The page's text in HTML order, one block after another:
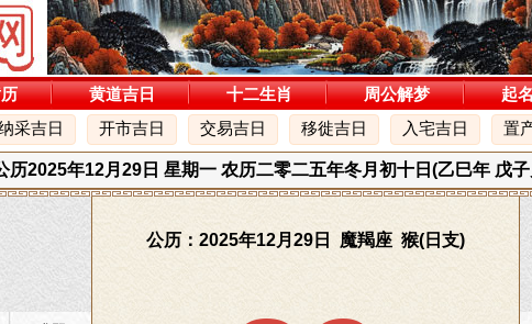
黄道吉日 十二生肖 周公解梦 起
采吉日 开市吉日 交易吉日 移徙吉日 入宅吉日 置
历2025年12月29日 星期一 农历二零二五年冬月初十日(乙巳年 戊
公历：2025年12月29日 魔羯座 猴(日支)